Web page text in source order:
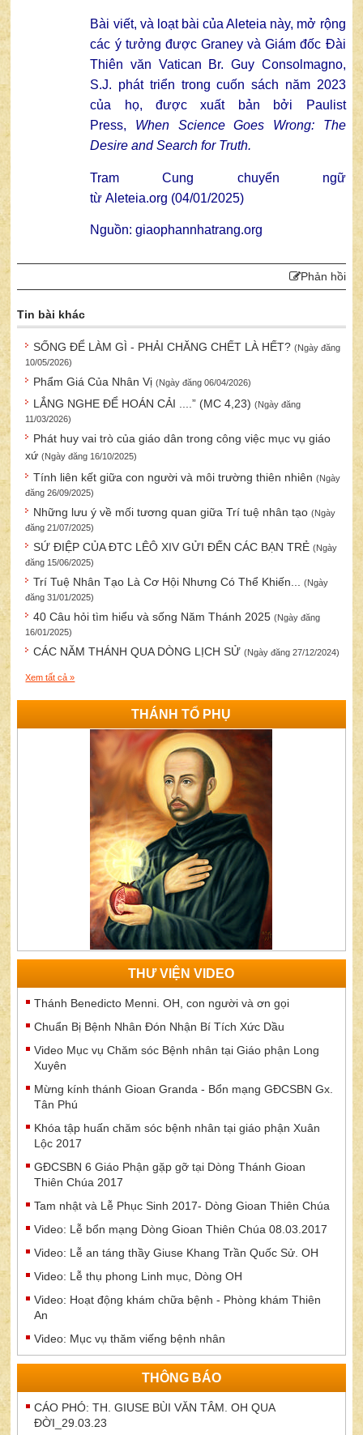
Bài viết, và loạt bài của Aleteia này, mở rộng
các ý tưởng được Graney và Giám đốc Đài
Thiên văn Vatican Br. Guy Consolmagno,
S.J. phát triển trong cuốn sách năm 2023
của họ, được xuất bản bởi Paulist
Press, When Science Goes Wrong: The
Desire and Search for Truth.
Tram Cung chuyển ngữ
từAleteia.org (04/01/2025)
Nguồn:giaophannhatrang.org
Phản hồi
Tin bài khác
SỐNG ĐỂ LÀM GÌ - PHẢI CHĂNG CHẾT LÀ HẾT?(Ngày đăng
10/05/2026)
Phẩm Giá Của Nhân Vị(Ngày đăng 06/04/2026)
LẮNG NGHE ĐỂ HOÁN CẢI ....” (MC 4,23)(Ngày đăng
11/03/2026)
Phát huy vai trò của giáo dân trong công việc mục vụ giáo
xứ(Ngày đăng 16/10/2025)
Tính liên kết giữa con người và môi trường thiên nhiên(Ngày
đăng 26/09/2025)
Những lưu ý về mối tương quan giữa Trí tuệ nhân tạo(Ngày
đăng 21/07/2025)
SỨ ĐIỆP CỦA ĐTC LÊÔ XIV GỬI ĐẾN CÁC BẠN TRẺ(Ngày
đăng 15/06/2025)
Trí Tuệ Nhân Tạo Là Cơ Hội Nhưng Có Thể Khiến...(Ngày
đăng 31/01/2025)
40 Câu hỏi tìm hiểu và sống Năm Thánh 2025(Ngày đăng
16/01/2025)
CÁC NĂM THÁNH QUA DÒNG LỊCH SỬ(Ngày đăng 27/12/2024)
Xem tất cả »
THÁNH TỔ PHỤ
THƯ VIỆN VIDEO
Thánh Benedicto Menni. OH, con người và ơn gọi
Chuẩn Bị Bệnh Nhân Đón Nhận Bí Tích Xức Dầu
Video Mục vụ Chăm sóc Bệnh nhân tại Giáo phận Long
Xuyên
Mừng kính thánh Gioan Granda - Bổn mạng GĐCSBN Gx.
Tân Phú
Khóa tập huấn chăm sóc bệnh nhân tại giáo phận Xuân
Lộc 2017
GĐCSBN 6 Giáo Phận gặp gỡ tại Dòng Thánh Gioan
Thiên Chúa 2017
Tam nhật và Lễ Phục Sinh 2017- Dòng Gioan Thiên Chúa
Video: Lễ bổn mạng Dòng Gioan Thiên Chúa 08.03.2017
Video: Lễ an táng thầy Giuse Khang Trần Quốc Sử. OH
Video: Lễ thụ phong Linh mục, Dòng OH
Video: Hoạt động khám chữa bệnh - Phòng khám Thiên
An
Video: Mục vụ thăm viếng bệnh nhân
THÔNG BÁO
CÁO PHÓ: TH. GIUSE BÙI VĂN TÂM. OH QUA
ĐỜI_29.03.23